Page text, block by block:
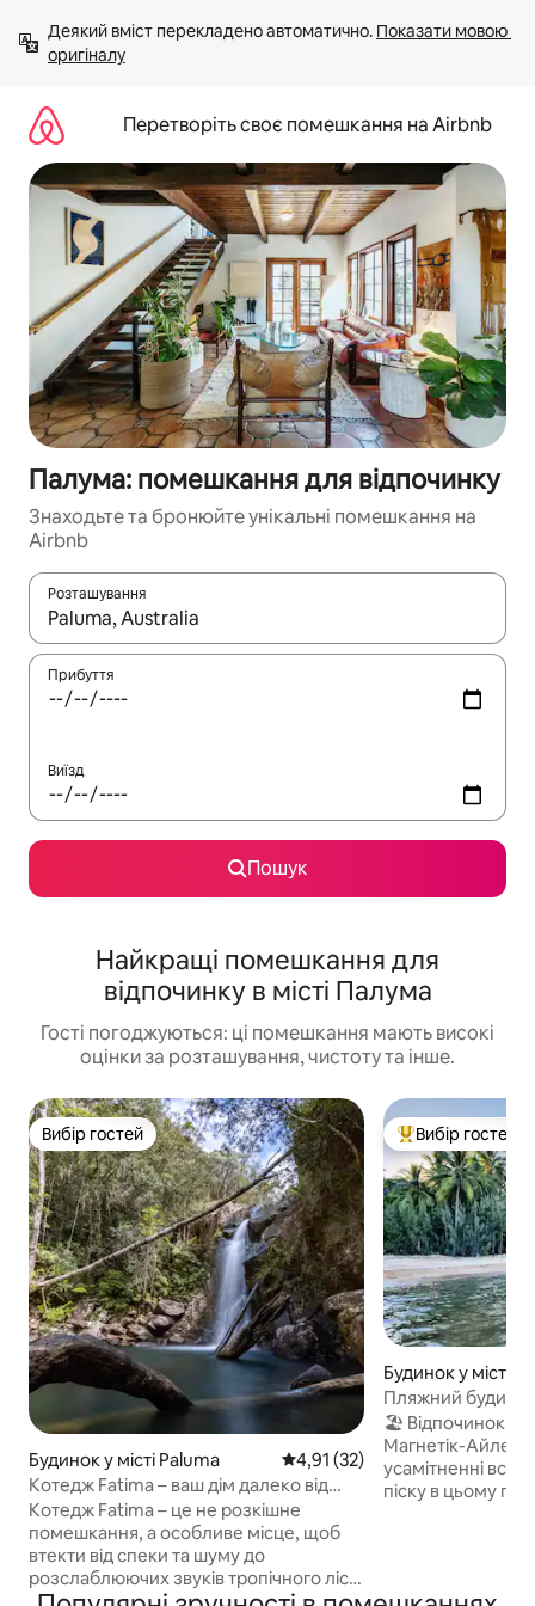
вмісту
Деякий вміст перекладено автоматично. Показати мовою
оригіналу
Перетворіть своє помешкання на Airbnb
Палума: помешкання для відпочинку
Знаходьте та бронюйте унікальні помешкання на
Airbnb
Розташування
Отримавши результати пошуку, використовуйте для
Прибуття
Виїзд
Пошук
Найкращі помешкання для
відпочинку в місті Палума
Гості погоджуються: ці помешкання мають високі
оцінки за розташування, чистоту та інше.
Вибір гостей
Вибір гостей
Будинок у місті Paluma Середня оцінка: 4,91 з 5,
4,91 (32)
Котедж Fatima – ваш дім далеко від
дому
Котедж Fatima – це не розкішне
помешкання, а особливе місце, щоб
втекти від спеки та шуму до
розслаблюючих звуків тропічного лісу
та прохолодного туманного повітря.
Топ вибір гостей
Вибір гостей
Будинок у місті
Пляжний
🏖️ Відпочинок на
Магнетік-Айленд
усамітненні
піску в цьому